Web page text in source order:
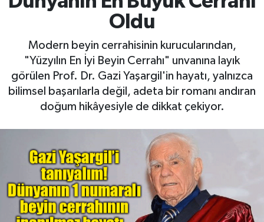
Oldu
Modern beyin cerrahisinin kurucularından,
"Yüzyılın En İyi Beyin Cerrahı" unvanına layık
görülen Prof. Dr. Gazi Yaşargil'in hayatı, yalnızca
bilimsel başarılarla değil, adeta bir romanı andıran
doğum hikâyesiyle de dikkat çekiyor.
Lojistik
Otovitrin
Asayiş
Magazin
Gayrimenkul
Spor
Eğitim
Son Dakika Haberleri
Haber Arşivi